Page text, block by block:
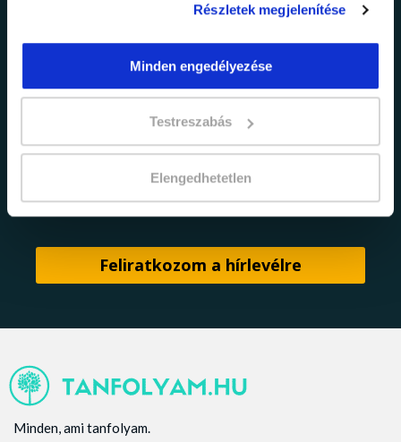
Részletek megjelenítése
Minden engedélyezése
Testreszabás
Elengedhetetlen
Minden, ami tanfolyam.